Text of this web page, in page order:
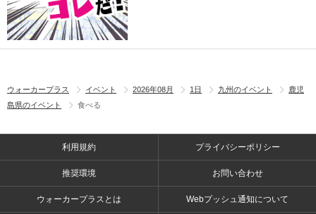
ウォーカープラス イベント 2026年08月 1日 九州のイベント
鹿児
島県のイベント
食べる
利用規約 プライバシーポリシー
推奨環境 お問い合わせ
ウォーカープラスとは Webプッシュ通知について